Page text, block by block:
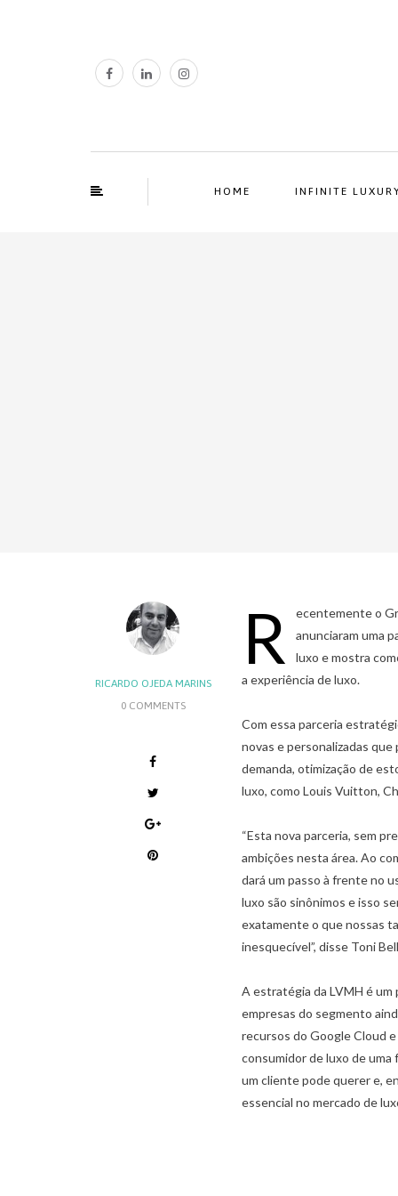
HOME INFINITE
RICARDO OJEDA MARINS
0 COMMENTS
R
ecentemente o
anunciaram uma
luxo e mostra
a experiência de luxo.
Com essa parceria
novas e personalizadas
demanda, otimização de
luxo, como Louis Vuitton,
“Esta nova parceria, sem
ambições nesta área. Ao
dará um passo à frente no
luxo são sinônimos e isso
exatamente o que nossas
inesquecível”, disse Toni
A estratégia da LVMH é
empresas do segmento
recursos do Google Cloud
consumidor de luxo de
um cliente pode querer e,
essencial no mercado de
LUXO NO BRASIL ,MERCADO DE LUXO
NEGÓCIOS DO LUXO ,VAREJO DE LUXO
RECRUTAMENTO NO VAREJO DE LUXO: A
IMPORTÂNCIA DA ABORDAGEM